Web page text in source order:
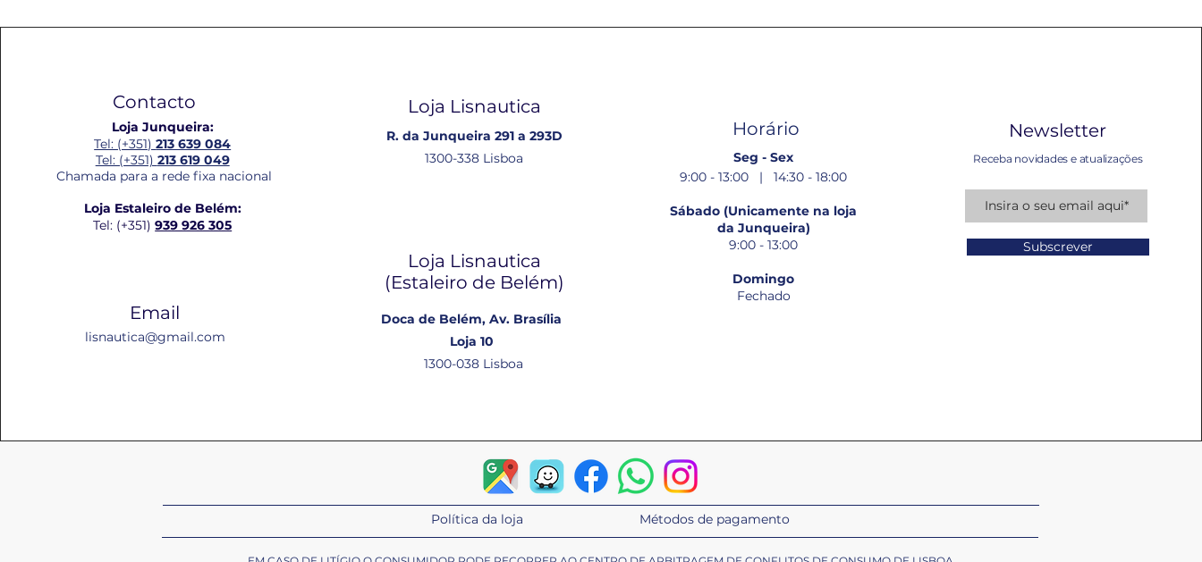
Contacto
Loja Junqueira:
Tel: (+351)213 639 084
Tel: (+351) 213 619 049
Chamada para a rede fixa nacional
Loja Estaleiro de Belém:
Tel: (+351)939 926 305
Email
lisnautica@gmail.com
Loja Lisnautica
R. da Junqueira 291 a 293D
1300-338 Lisboa
Loja Lisnautica
(Estaleiro de Belém​)
Doca de Belém, Av. Brasília
Loja 10
1300-038 Lisboa
Horário
Seg - Sex
9:00 - 13:00 | 14:30 - 18:00
Sábado (Unicamente na loja
da Junqueira)
9:00 - 13:00
Domingo
Fechado
Newsletter
Receba novidades e atualizações
Subscrever
Política da loja Métodos de pagamento